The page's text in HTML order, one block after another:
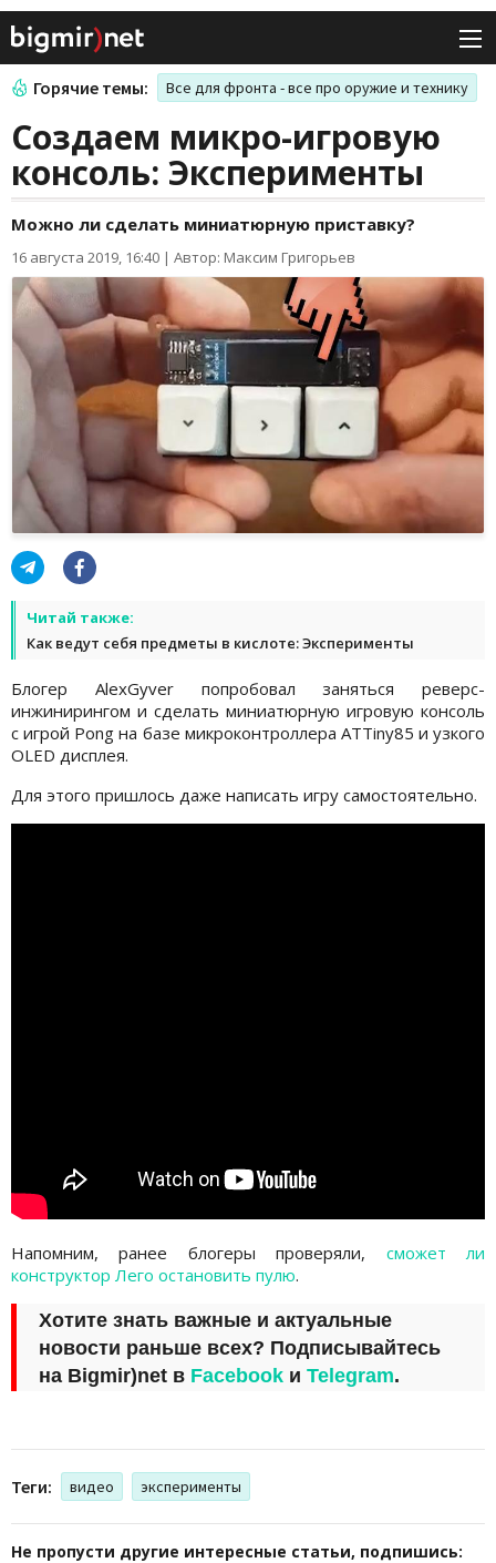
Горячие темы: Все для фронта - все про оружие и технику
Создаем микро-игровую
консоль: Эксперименты
Можно ли сделать миниатюрную приставку?
16 августа 2019, 16:40 | Автор: Максим Григорьев
Читай также:
Как ведут себя предметы в кислоте: Эксперименты
Блогер AlexGyver попробовал заняться реверс-
инжинирингом и сделать миниатюрную игровую консоль
с игрой Pong на базе микроконтроллера ATTiny85 и узкого
OLED дисплея.
Для этого пришлось даже написать игру самостоятельно.
Напомним, ранее блогеры проверяли, сможет ли
конструктор Лего остановить пулю.
Хотите знать важные и актуальные
новости раньше всех? Подписывайтесь
на Bigmir)net в Facebook и Telegram.
Теги: видео эксперименты
Не пропусти другие интересные статьи, подпишись: